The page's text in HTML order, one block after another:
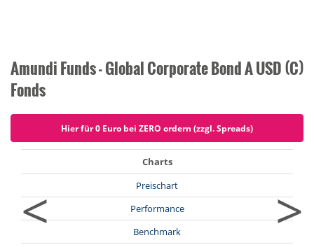
Amundi Funds - Global Corporate Bond A USD (C)
Fonds
Hier für 0 Euro bei ZERO ordern (zzgl. Spreads)
<
Charts
Preischart
Performance
Benchmark
>